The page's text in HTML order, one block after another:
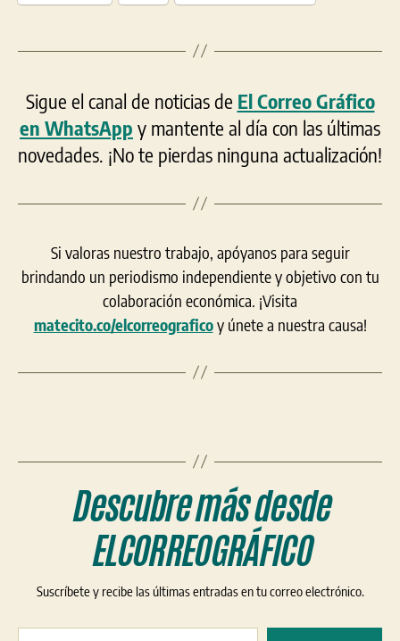
Sigue el canal de noticias de El Correo Gráfico
en WhatsApp y mantente al día con las últimas
novedades. ¡No te pierdas ninguna actualización!
Si valoras nuestro trabajo, apóyanos para seguir
brindando un periodismo independiente y objetivo con tu
colaboración económica. ¡Visita
matecito.co/elcorreograficoy únete a nuestra causa!
Descubre más desde
ELCORREOGRÁFICO
Suscríbete y recibe las últimas entradas en tu correo electrónico.
Escribe tu correo electrónico…